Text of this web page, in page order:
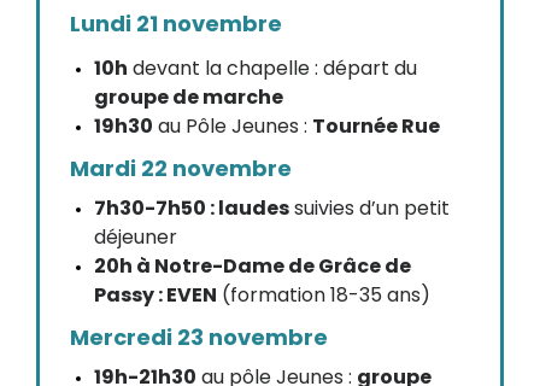
Lundi 21 novembre
10h devant la chapelle : départ du
groupe de marche
19h30 au Pôle Jeunes : Tournée Rue
Mardi 22 novembre
7h30-7h50 : laudessuivies d’un petit
déjeuner
20h à Notre-Dame de Grâce de
Passy : EVEN (formation 18-35 ans)
Mercredi 23 novembre
19h-21h30 au pôle Jeunes : groupe